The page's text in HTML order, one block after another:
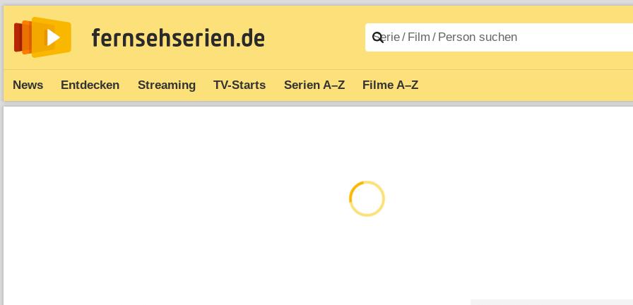
News Entdecken Streaming TV-Starts Serien A–Z Filme A–Z